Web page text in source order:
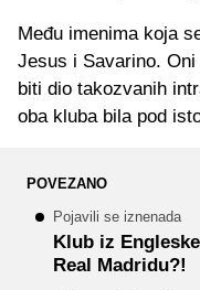
Među imenima koja
Jesus i Savarino.
biti dio takozvanih
oba kluba bila pod
POVEZANO
Pojavili se iznenada
Klub iz
Real Madridu?!